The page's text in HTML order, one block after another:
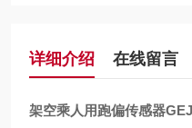
详细介绍 在线留言
架空乘人用跑偏传感器